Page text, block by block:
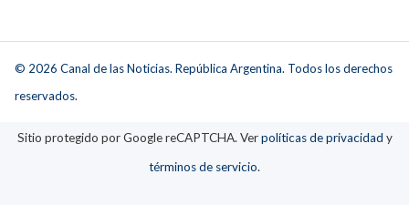
© 2026 Canal de las Noticias. República Argentina. Todos los derechos
reservados.
Sitio protegido por Google reCAPTCHA. Verpolíticas de privacidad y
términos de servicio.